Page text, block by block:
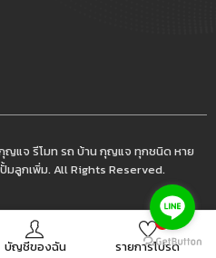
บัญชีของฉัน รายการโปรด
0
ญแจ รีโมท รถ บ้าน กุญแจ ทุกชนิด หาย
มลูกเพิ่ม. All Rights Reserved.